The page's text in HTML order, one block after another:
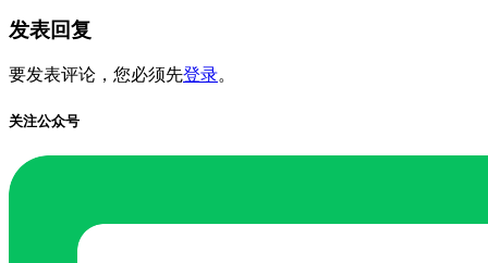
发表回复
要发表评论，您必须先登录。
关注公众号